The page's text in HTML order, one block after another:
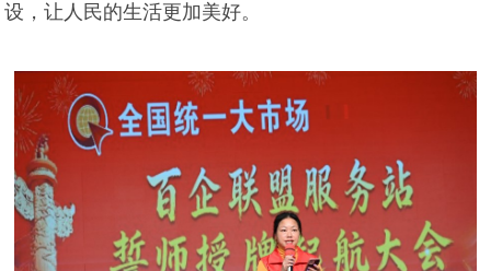
设，让人民的生活更加美好。